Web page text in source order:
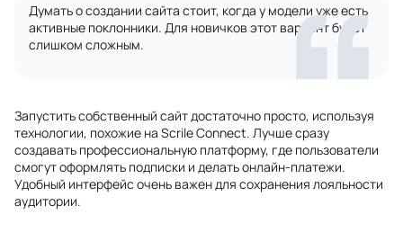
Думать о создании сайта стоит, когда у модели уже есть
активные поклонники. Для новичков этот вариант будет
слишком сложным.
Запустить собственный сайт достаточно просто, используя
технологии, похожие на Scrile Connect. Лучше сразу
создавать профессиональную платформу, где пользователи
смогут оформлять подписки и делать онлайн-платежи.
Удобный интерфейс очень важен для сохранения лояльности
аудитории.